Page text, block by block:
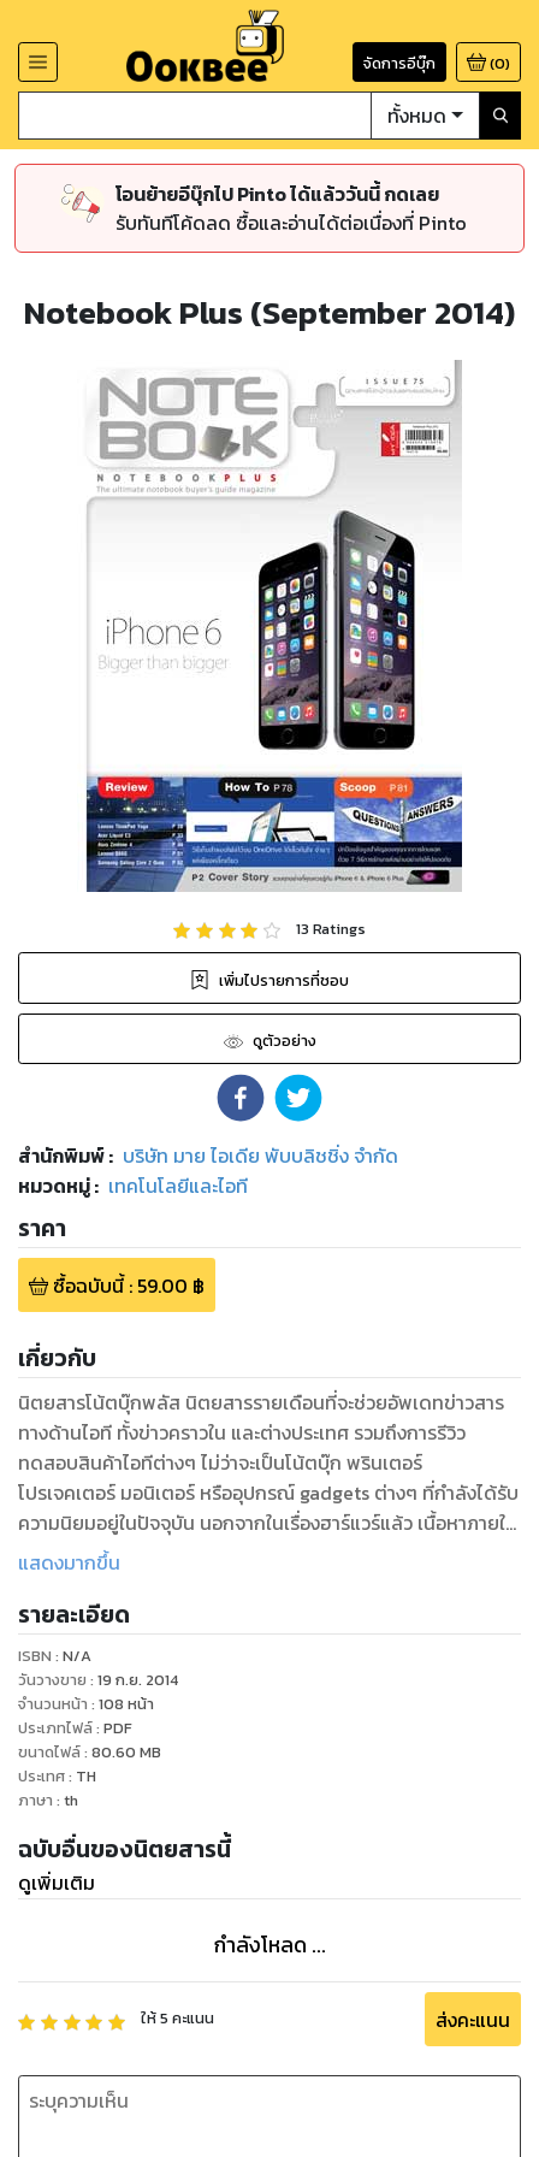
จัดการอีบุ๊ก (0)
ทั้งหมด
โอนย้ายอีบุ๊กไป Pinto ได้แล้ววันนี้ กดเลย
รับทันทีโค้ดลด ซื้อและอ่านได้ต่อเนื่องที่ Pinto
Notebook Plus (September 2014)
13 Ratings
เพิ่มไปรายการที่ชอบ
ดูตัวอย่าง
สำนักพิมพ์: บริษัท มาย ไอเดีย พับบลิชชิ่ง จำกัด
หมวดหมู่: เทคโนโลยีและไอที
ราคา
ซื้อฉบับนี้: 59.00 ฿
เกี่ยวกับ
นิตยสารโน้ตบุ๊กพลัส นิตยสารรายเดือนที่จะช่วยอัพเดทข่าวสาร
ทางด้านไอที ทั้งข่าวคราวใน และต่างประเทศ รวมถึงการรีวิว
ทดสอบสินค้าไอทีต่างๆ ไม่ว่าจะเป็นโน้ตบุ๊ก พรินเตอร์
โปรเจคเตอร์ มอนิเตอร์ หรืออุปกรณ์ gadgets ต่างๆ ที่กำลังได้รับ
ความนิยมอยู่ในปัจจุบัน นอกจากในเรื่องฮาร์แวร์แล้ว เนื้อหาภายใน
ยังประกอบไปด้วยทิปและเทคนิคในการใช้งานซอฟต์แวร์ต่างๆ ใน
สนใจ อีกทั้งยังเป็น Buyer’s Guide รวบรวมข้อมูลสินค้าและราคา
ของโน้ตบุ๊ก พรินเตอร์ โปรเจคเตอร์ ให้ผู้อ่านที่สนใจได้เลือก และ
ตัดสินใจอีกด้วย
แสดงมากขึ้น
รายละเอียด
ISBN : N/A
วันวางขาย : 19 ก.ย. 2014
จำนวนหน้า : 108 หน้า
ประเภทไฟล์: PDF
ขนาดไฟล์: 80.60 MB
ประเทศ: TH
ภาษา : th
ฉบับอื่นของนิตยสารนี้
ดูเพิ่มเติม
กำลังโหลด ...
ให้5 คะแนน ส่งคะแนน